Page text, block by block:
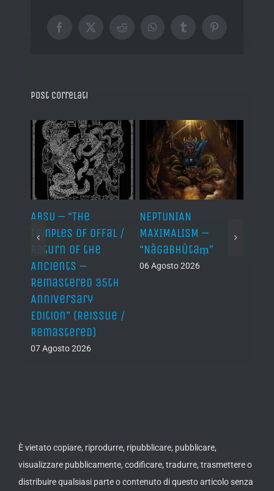
Facebook
X RedditWhatsAppTumblrPinterest
Post correlati
ABSU – “The
Temples of Offal /
Return of the
Ancients –
Remastered 35th
Anniversary
Edition” (Reissue /
Remastered)
07 Agosto 2026
NEPTUNIAN
MAXIMALISM –
“Nāgabhūtaṃ”
06 Agosto 2026
È vietato copiare, riprodurre, ripubblicare, pubblicare,
visualizzare pubblicamente, codificare, tradurre, trasmettere o
distribuire qualsiasi parte o contenuto di questo articolo senza